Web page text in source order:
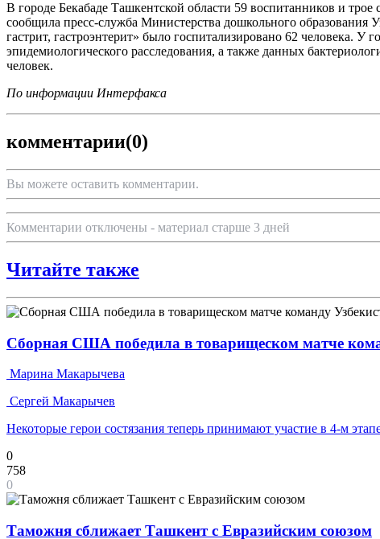
В городе Бекабаде Ташкентской области 59 воспитанников и
сообщила пресс-служба Министерства дошкольного
гастрит, гастроэнтерит» было госпитализировано 62 человека. У
эпидемиологического расследования, а также данных
человек.
По информации Интерфакса
комментарии(0)
Вы можете оставить комментарии.
Комментарии отключены - материал старше 3 дней
Читайте также
Сборная США победила в товарищеском матче
Марина Макарычева
Сергей Макарычев
Некоторые герои состязания теперь принимают участие в 4-м
0
758
0
Таможня сближает Ташкент с Евразийским союзом